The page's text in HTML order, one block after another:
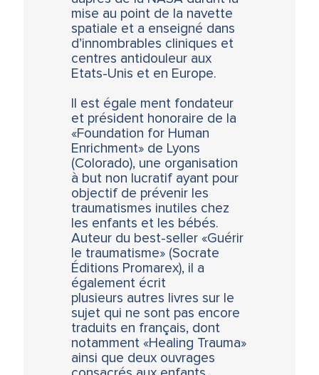
mise au point de la navette
spatiale et a enseigné dans
d’innombrables cliniques et
centres antidouleur aux
Etats-Unis et en Europe.
Il est égale ment fondateur
et président honoraire de la
«Foundation for Human
Enrichment» de Lyons
(Colorado), une organisation
à but non lucratif ayant pour
objectif de prévenir les
traumatismes inutiles chez
les enfants et les bébés.
Auteur du best-seller «Guérir
le traumatisme» (Socrate
Éditions Promarex), il a
également écrit
plusieurs autres livres sur le
sujet qui ne sont pas encore
traduits en français, dont
notamment «Healing Trauma»
ainsi que deux ouvrages